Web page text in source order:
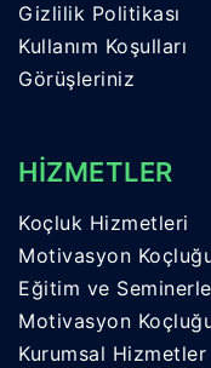
Gizlilik Politikası
Kullanım Koşulları
Görüşleriniz
HİZMETLER
Koçluk Hizmetleri
Motivasyon
Eğitim ve
Motivasyon
Kurumsal Hizmetler